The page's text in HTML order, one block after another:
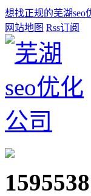
想找正规的芜湖
网站地图 Rss订阅